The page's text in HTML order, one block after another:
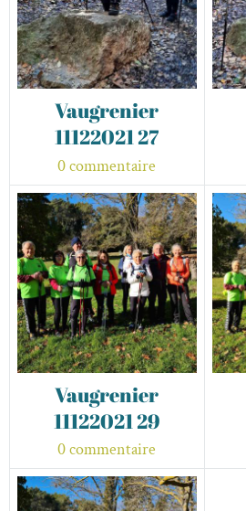
Vaugrenier
11122021 27
0 commentaire
Vaugrenier
11122021 29
0 commentaire